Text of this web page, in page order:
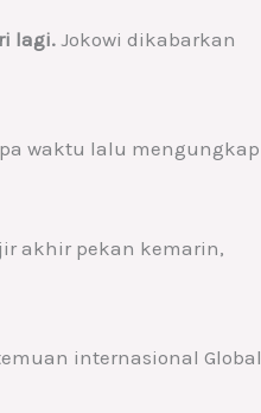
lagi. Jokowi dikabarkan
waktu lalu mengungkap
akhir pekan kemarin,
internasional Global